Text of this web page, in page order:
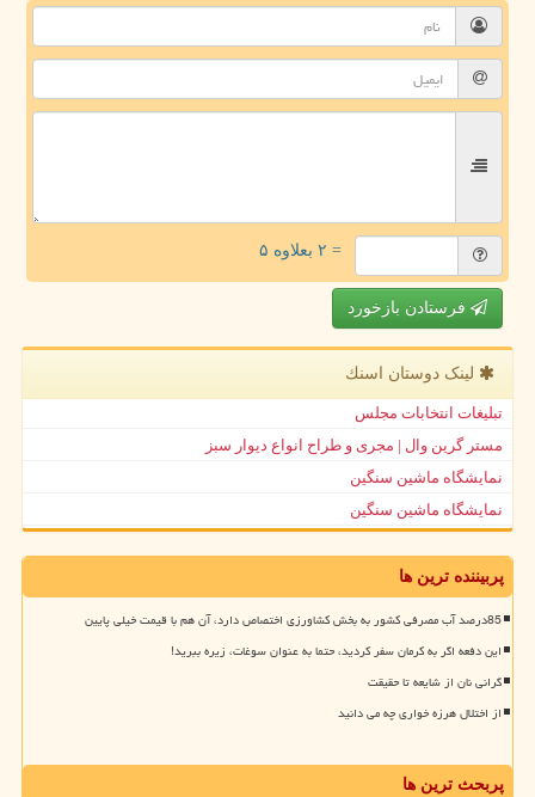
= ۲ بعلاوه ۵
فرستادن بازخورد
لینک دوستان اسنك
تبلیغات انتخابات مجلس
مستر گرین وال | مجری و طراح انواع دیوار سبز
نمایشگاه ماشین سنگین
نمایشگاه ماشین سنگین
پربیننده ترین ها
85درصد آب مصرفی کشور به بخش کشاورزی اختصاص دارد، آن هم با قیمت خیلی پایین
این دفعه اگر به کرمان سفر کردید، حتما به عنوان سوغات، زیره ببرید!
گرانی نان از شایعه تا حقیقت
از اختلال هرزه خواری چه می دانید
پربحث ترین ها